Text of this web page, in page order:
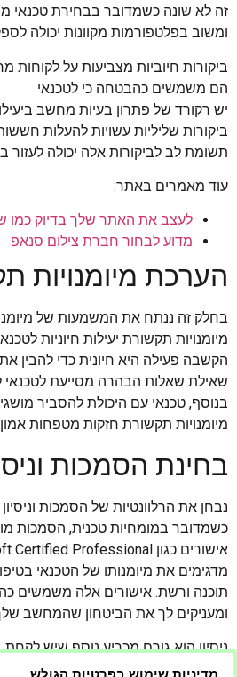
זה לא שונה כשמדובר בבחירת טכנאי
ומשוב בפלטפורמות מקוונות יכולה
ביקורות חיוביות מצביעות על לקוחות
הם משמשים כהבטחה כי לטכנאי
יש רקורד של פתרון בעיות מחשב
ביקורות שליליות עשויות להעלות
תשומת לב לביקורות אלה יכולה לעזור
עוד מאמרים באתר:
לעצב את האתר שלך בדיוק כמו
מדוע לבחור חברת צילום סנאפ
הערכת מיומנויות
בחלק זה ננתח את המשמעות של
מיומנויות תקשורת יעילות חיוניות
הקשבה פעילה היא חיונית כדי להבין
שאילת שאלות הבהרה מסייעת לטכנאי
בנוסף, טכנאי עם היכולת להסביר
מיומנויות תקשורת חזקות מטפחות
בחינת הסמכות
נבחן את הרלוונטיות של הסמכות
כשמדובר במומחיות טכנית, הסמכות
אישורים כגון CompTIA A+ , Microsoft Certified Professional ו- Cisco Certified Network Associate
מדגימים את מיומנותו של הטכנאי
תוכנה ורשת. אישורים אלה משמשים
ומעניקים לך את הביטחון שהמחשב
ניסיון הוא גורם מכריע נוסף שיש
בהצלחה.